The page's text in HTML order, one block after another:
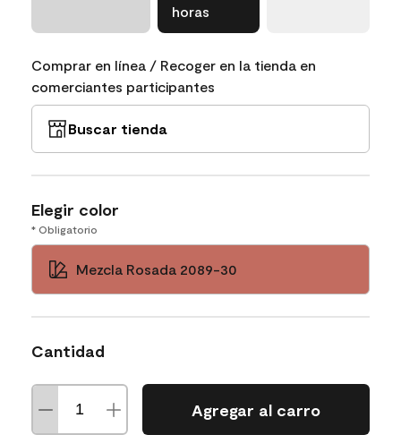
horas
Comprar en línea / Recoger en la tienda en
comerciantes participantes
Buscar tienda
Elegir color
* Obligatorio
Mezcla Rosada 2089-30
Cantidad
Agregar al carro